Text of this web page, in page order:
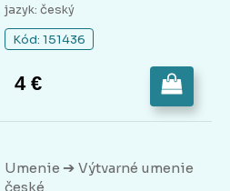
jazyk: český
Kód: 151436
4 €
Umenie ➔ Výtvarné umenie
české